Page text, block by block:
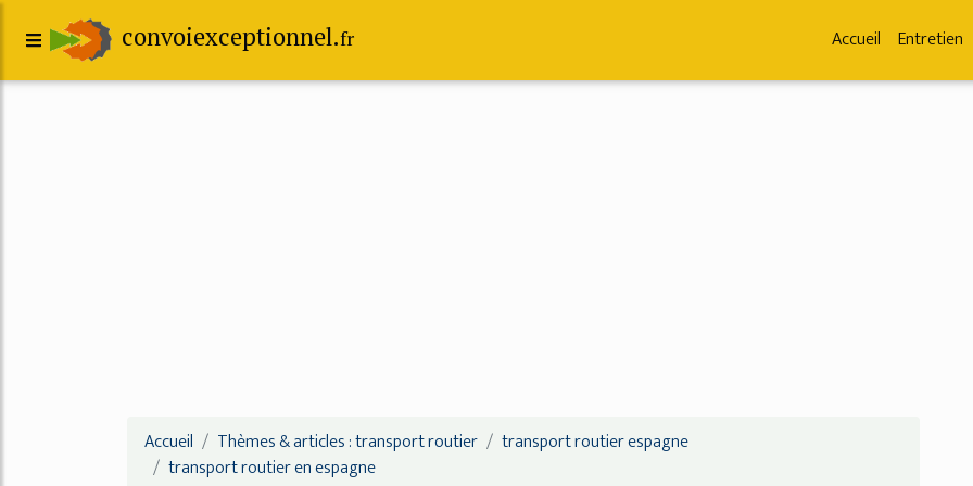
convoiexceptionnel.fr Accueil Entretien
Accueil Thèmes & articles : transport routier
transport routier espagne
transport routier en espagne